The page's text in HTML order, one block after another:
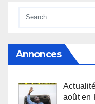
Annonces
août en